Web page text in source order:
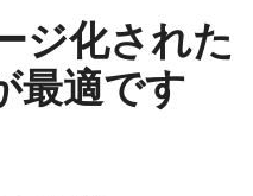
ジ化された
最適です